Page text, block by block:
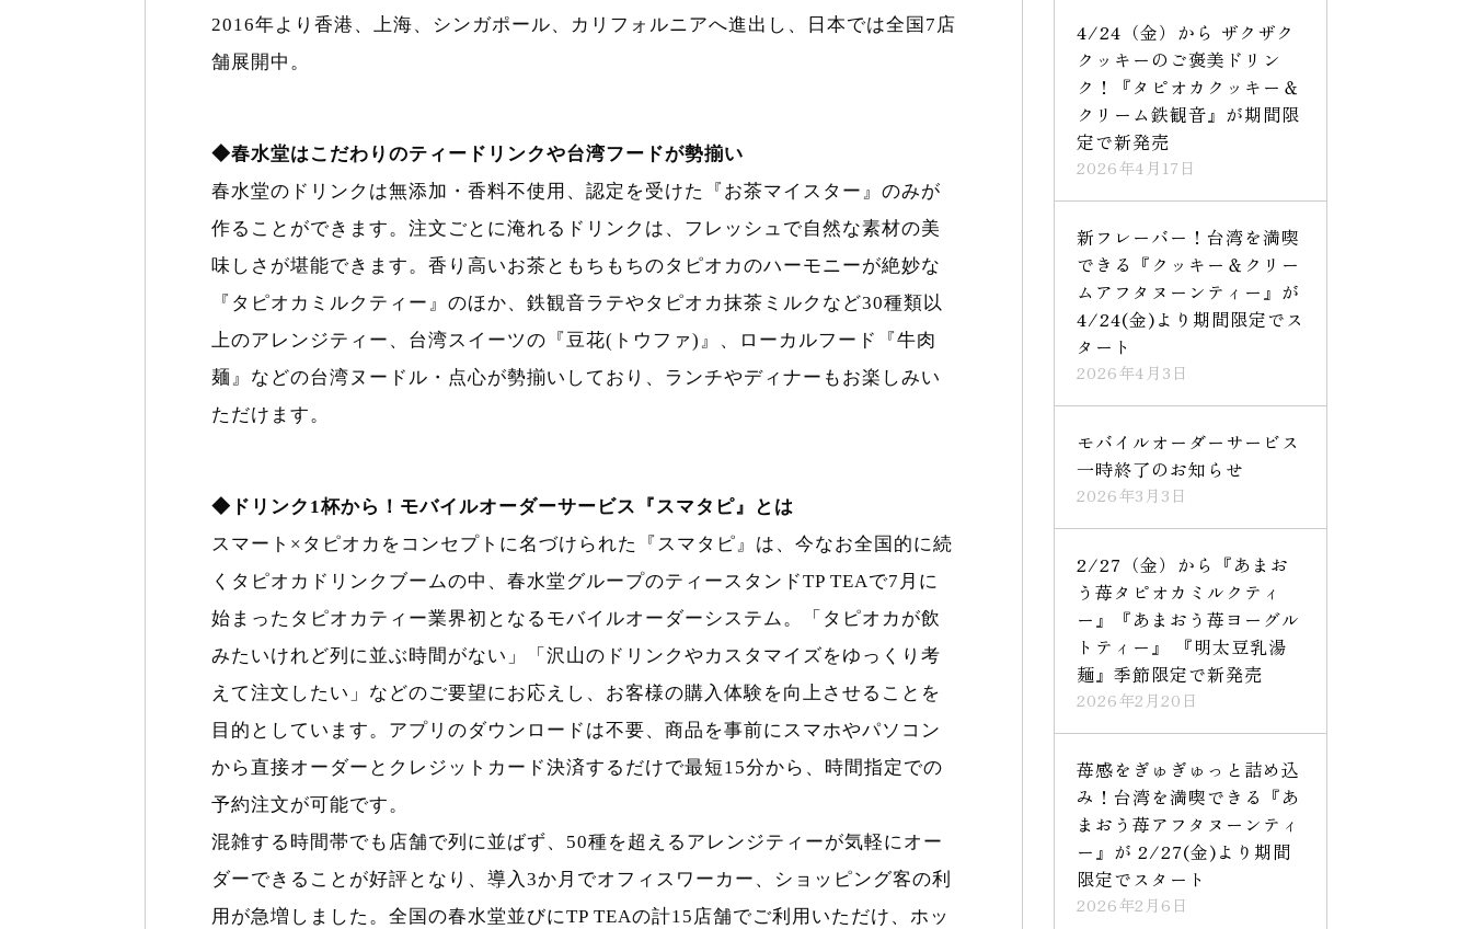
2016年より香港、上海、シンガポール、カリフォルニアへ進出し、日本では全国7店
舗展開中。
◆春水堂はこだわりのティードリンクや台湾フードが勢揃い
春水堂のドリンクは無添加・香料不使用、認定を受けた『お茶マイスター』のみが
作ることができます。注文ごとに淹れるドリンクは、フレッシュで自然な素材の美
味しさが堪能できます。香り高いお茶ともちもちのタピオカのハーモニーが絶妙な
『タピオカミルクティー』のほか、鉄観音ラテやタピオカ抹茶ミルクなど30種類以
上のアレンジティー、台湾スイーツの『豆花(トウファ)』、ローカルフード『牛肉
麺』などの台湾ヌードル・点心が勢揃いしており、ランチやディナーもお楽しみい
ただけます。
◆ドリンク1杯から！モバイルオーダーサービス『スマタピ』とは
スマート×タピオカをコンセプトに名づけられた『スマタピ』は、今なお全国的に続
くタピオカドリンクブームの中、春水堂グループのティースタンドTP TEAで7月に
始まったタピオカティー業界初となるモバイルオーダーシステム。「タピオカが飲
みたいけれど列に並ぶ時間がない」「沢山のドリンクやカスタマイズをゆっくり考
えて注文したい」などのご要望にお応えし、お客様の購入体験を向上させることを
目的としています。アプリのダウンロードは不要、商品を事前にスマホやパソコン
から直接オーダーとクレジットカード決済するだけで最短15分から、時間指定での
予約注文が可能です。
混雑する時間帯でも店舗で列に並ばず、50種を超えるアレンジティーが気軽にオー
ダーできることが好評となり、導入3か月でオフィスワーカー、ショッピング客の利
用が急増しました。全国の春水堂並びにTP TEAの計15店舗でご利用いただけ、ホッ
4/24（金）から ザクザク
クッキーのご褒美ドリン
ク！『タピオカクッキー＆
クリーム鉄観音』が期間限
定で新発売
2026年4月17日
新フレーバー！台湾を満喫
できる『クッキー＆クリー
ムアフタヌーンティー』が
4/24(金)より期間限定でス
タート
2026年4月3日
モバイルオーダーサービス
一時終了のお知らせ
2026年3月3日
2/27（金）から『あまお
う苺タピオカミルクティ
ー』『あまおう苺ヨーグル
トティー』 『明太豆乳湯
麺』季節限定で新発売
2026年2月20日
苺感をぎゅぎゅっと詰め込
み！台湾を満喫できる『あ
まおう苺アフタヌーンティ
ー』が 2/27(金)より期間
限定でスタート
2026年2月6日